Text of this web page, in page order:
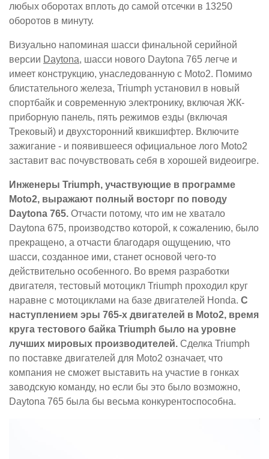
любых оборотах вплоть до самой отсечки в 13250
оборотов в минуту.
Визуально напоминая шасси финальной серийной
версии Daytona, шасси нового Daytona 765 легче и
имеет конструкцию, унаследованную с Moto2. Помимо
блистательного железа, Triumph установил в новый
спортбайк и современную электронику, включая ЖК-
приборную панель, пять режимов езды (включая
Трековый) и двухсторонний квикшифтер. Включите
зажигание - и появившееся официальное лого Moto2
заставит вас почувствовать себя в хорошей видеоигре.
Инженеры Triumph, участвующие в программе
Moto2, выражают полный восторг по поводу
Daytona 765. Отчасти потому, что им не хватало
Daytona 675, производство которой, к сожалению, было
прекращено, а отчасти благодаря ощущению, что
шасси, созданное ими, станет основой чего-то
действительно особенного. Во время разработки
двигателя, тестовый мотоцикл Triumph проходил круг
наравне с мотоциклами на базе двигателей Honda. С
наступлением эры 765-х двигателей в Moto2, время
круга тестового байка Triumph было на уровне
лучших мировых производителей. Сделка Triumph
по поставке двигателей для Moto2 означает, что
компания не сможет выставить на участие в гонках
заводскую команду, но если бы это было возможно,
Daytona 765 была бы весьма конкурентоспособна.